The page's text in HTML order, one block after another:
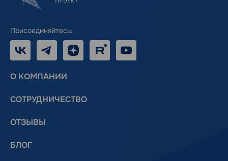
Присоединяйтесь:
Telegram Дзен RUTUBE
О КОМПАНИИ
СОТРУДНИЧЕСТВО
ОТЗЫВЫ
БЛОГ